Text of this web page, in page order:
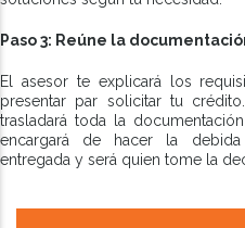
Paso 3: Reúne la
El asesor te explicará los
presentar par solicitar tu
trasladará toda la
encargará de hacer la
entregada y será quien tome la